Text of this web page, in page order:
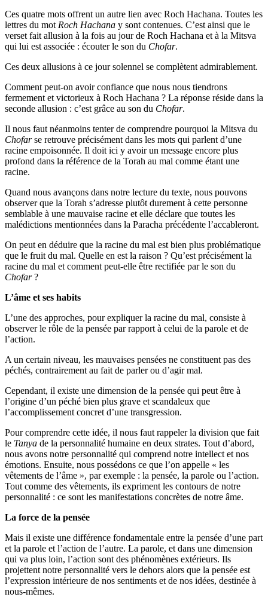
Ces quatre mots offrent un autre lien avec Roch Hachana. Toutes les
lettres du mot Roch Hachana y sont contenues. C’est ainsi que le
verset fait allusion à la fois au jour de Roch Hachana et à la Mitsva
qui lui est associée : écouter le son du Chofar.
Ces deux allusions à ce jour solennel se complètent admirablement.
Comment peut-on avoir confiance que nous nous tiendrons
fermement et victorieux à Roch Hachana ? La réponse réside dans la
seconde allusion : c’est grâce au son du Chofar.
Il nous faut néanmoins tenter de comprendre pourquoi la Mitsva du
Chofarse retrouve précisément dans les mots qui parlent d’une
racine empoisonnée. Il doit ici y avoir un message encore plus
profond dans la référence de la Torah au mal comme étant une
racine.
Quand nous avançons dans notre lecture du texte, nous pouvons
observer que la Torah s’adresse plutôt durement à cette personne
semblable à une mauvaise racine et elle déclare que toutes les
malédictions mentionnées dans la Paracha précédente l’accableront.
On peut en déduire que la racine du mal est bien plus problématique
que le fruit du mal. Quelle en est la raison ? Qu’est précisément la
racine du mal et comment peut-elle être rectifiée par le son du
Chofar?
L’âme et ses habits
L’une des approches, pour expliquer la racine du mal, consiste à
observer le rôle de la pensée par rapport à celui de la parole et de
l’action.
A un certain niveau, les mauvaises pensées ne constituent pas des
péchés, contrairement au fait de parler ou d’agir mal.
Cependant, il existe une dimension de la pensée qui peut être à
l’origine d’un péché bien plus grave et scandaleux que
l’accomplissement concret d’une transgression.
Pour comprendre cette idée, il nous faut rappeler la division que fait
le Tanya de la personnalité humaine en deux strates. Tout d’abord,
nous avons notre personnalité qui comprend notre intellect et nos
émotions. Ensuite, nous possédons ce que l’on appelle « les
vêtements de l’âme », par exemple : la pensée, la parole ou l’action.
Tout comme des vêtements, ils expriment les contours de notre
personnalité : ce sont les manifestations concrètes de notre âme.
La force de la pensée
Mais il existe une différence fondamentale entre la pensée d’une part
et la parole et l’action de l’autre. La parole, et dans une dimension
qui va plus loin, l’action sont des phénomènes extérieurs. Ils
projettent notre personnalité vers le dehors alors que la pensée est
l’expression intérieure de nos sentiments et de nos idées, destinée à
nous-mêmes.